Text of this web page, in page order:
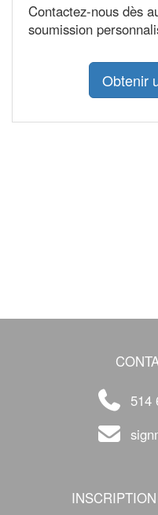
Contactez-nous dès
soumission
Obtenir
514